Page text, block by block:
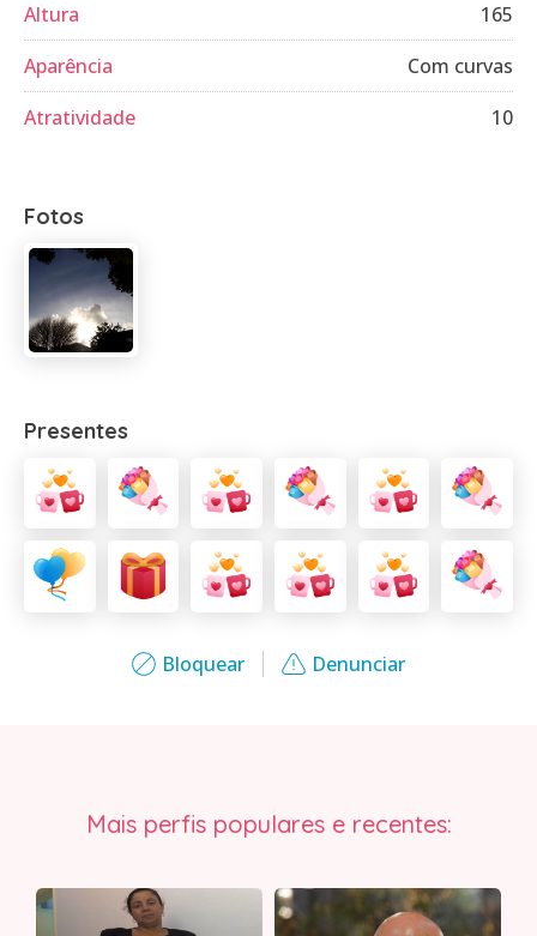
Bloquear Denunciar
Altura
165
Aparência
Com curvas
Atratividade
10
Fotos
Presentes
Mais perfis populares e recentes: